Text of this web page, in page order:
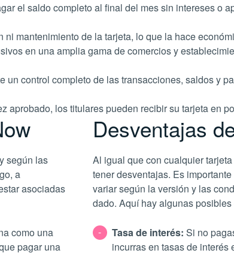
el saldo completo al final del mes sin intereses o
mantenimiento de la tarjeta, lo que la hace
en una amplia gama de comercios y
un control completo de las transacciones, saldos y
aprobado, los titulares pueden recibir su tarjeta en
según las
a
asociadas
como una
pagar una
Desventajas
Al igual que con cualquier
tener desventajas. Es
variar según la versión y las
dado. Aquí hay algunas
Tasa de interés: Si no
incurras en tasas de interés